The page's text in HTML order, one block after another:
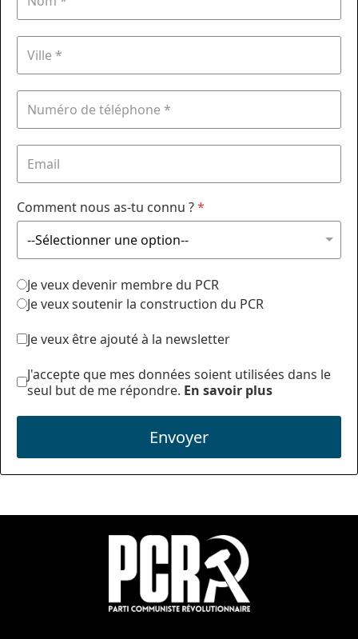
Comment nous as-tu connu ?*
Je veux devenir membre du PCR
Je veux soutenir la construction du PCR
Je veux être ajouté à la newsletter
J'accepte que mes données soient utilisées dans le
seul but de me répondre. En savoir plus
Envoyer